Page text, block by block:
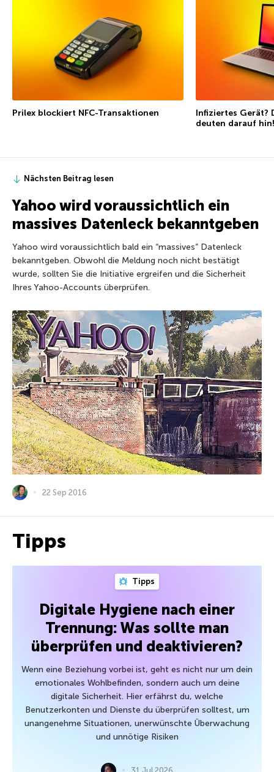
Prilex blockiert NFC-Transaktionen
Infiziertes Gerät?
deuten darauf hin!
Nächsten Beitrag lesen
Yahoo wird voraussichtlich ein
massives Datenleck bekanntgeben
Yahoo wird voraussichtlich bald ein “massives” Datenleck
bekanntgeben. Obwohl die Meldung noch nicht bestätigt
wurde, sollten Sie die Initiative ergreifen und die Sicherheit
Ihres Yahoo-Accounts überprüfen.
22 Sep 2016
Tipps
Tipps
Digitale Hygiene nach einer
Trennung: Was sollte man
überprüfen und deaktivieren?
Wenn eine Beziehung vorbei ist, geht es nicht nur um dein
emotionales Wohlbefinden, sondern auch um deine
digitale Sicherheit. Hier erfährst du, welche
Benutzerkonten und Dienste du überprüfen solltest, um
unangenehme Situationen, unerwünschte Überwachung
und unnötige Risiken